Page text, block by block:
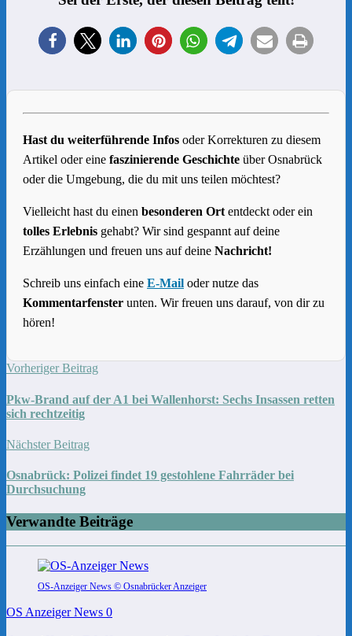
Hast du weiterführende Infos oder Korrekturen zu diesem
Artikel oder eine faszinierende Geschichte über Osnabrück
oder die Umgebung, die du mit uns teilen möchtest?
Vielleicht hast du einen besonderen Ort entdeckt oder ein
tolles Erlebnis gehabt? Wir sind gespannt auf deine
Erzählungen und freuen uns auf deine Nachricht!
Schreib uns einfach eine E-Mail oder nutze das
Kommentarfenster unten. Wir freuen uns darauf, von dir zu
hören!
Vorheriger Beitrag
Pkw-Brand auf der A1 bei Wallenhorst: Sechs Insassen retten
sich rechtzeitig
Nächster Beitrag
Osnabrück: Polizei findet 19 gestohlene Fahrräder bei
Durchsuchung
Verwandte Beiträge
OS-Anzeiger News © Osnabrücker Anzeiger
OS Anzeiger News 0